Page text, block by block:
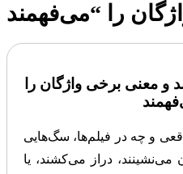
و معنی برخی واژگان را
و چه در فیلم‌ها، سگ‌هایی
می‌نشینند، دراز می‌کشند، یا